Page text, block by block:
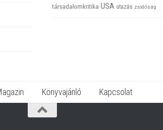
társadalomkritika USA utazás zsidóság
Könyvajánló Kapcsolat